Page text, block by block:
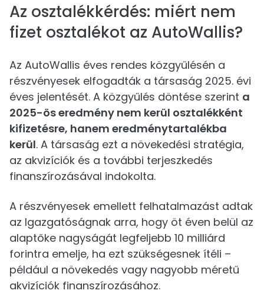
Az osztalékkérdés: miért nem
fizet osztalékot az AutoWallis?
Az AutoWallis éves rendes közgyűlésén a
részvényesek elfogadták a társaság 2025. évi
éves jelentését. A közgyűlés döntése szerint a
2025-ös eredmény nem kerül osztalékként
kifizetésre, hanem eredménytartalékba
kerül. A társaság ezt a növekedési stratégia,
az akvizíciók és a további terjeszkedés
finanszírozásával indokolta.
A részvényesek emellett felhatalmazást adtak
az Igazgatóságnak arra, hogy öt éven belül az
alaptőke nagyságát legfeljebb 10 milliárd
forintra emelje, ha ezt szükségesnek ítéli –
például a növekedés vagy nagyobb méretű
akvizíciók finanszírozásához.